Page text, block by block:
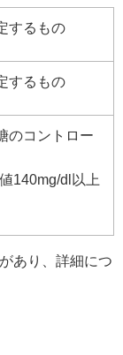
するもの
するもの
のコントロー
140mg/dl以上
あり、詳細につ